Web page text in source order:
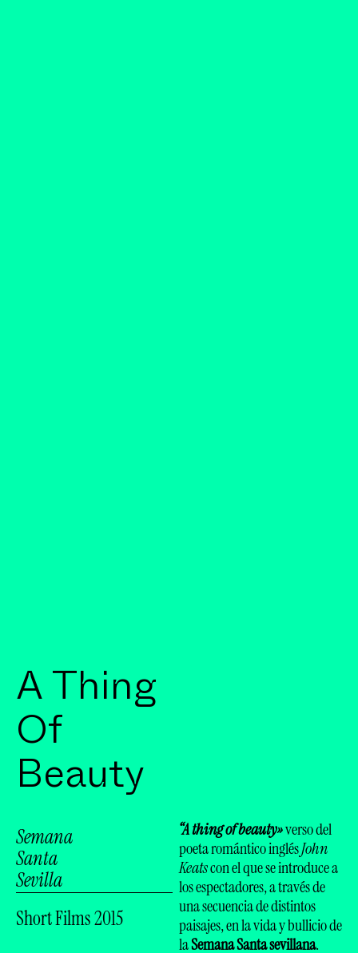
A Thing
Of
Beauty
Semana
Santa
Sevilla
Short Films2015
“A thing of beauty»verso del
poeta romántico inglésJohn
Keatscon el que se introduce a
los espectadores, a través de
una secuencia de distintos
paisajes, en la vida y bullicio de
laSemana Santa sevillana.